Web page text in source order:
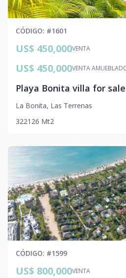
CÓDIGO: #1601
VENTA
US$ 450,000
VENTA
US$ 450,000
Playa Bonita villa for
La Bonita, Las Terrenas
322126 Mt2
CÓDIGO: #1599
VENTA
US$ 800,000